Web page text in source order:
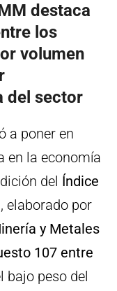
destaca
los
volumen
del sector
a poner en
en la economía
del Índice
, elaborado por
y Metales
107 entre
bajo peso del